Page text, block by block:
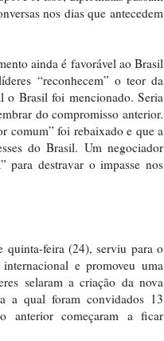
nos dias que antecedem
ainda é favorável ao Brasil
“reconhecem” o teor da
o Brasil foi mencionado. Seria
do compromisso anterior.
comum” foi rebaixado e que a
do Brasil. Um negociador
para destravar o impasse nos
quinta-feira (24), serviu para o
e promoveu uma
selaram a criação da nova
a qual foram convidados 13
anterior começaram a ficar